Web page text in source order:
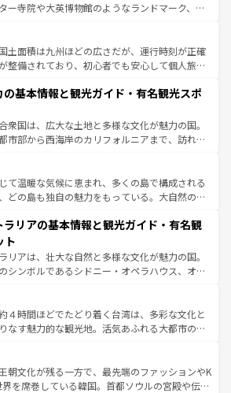
史と文化が息づいている。パリ以外の個性あふ
ほしい。
川沿いのワイン畑といった風景は必見。ビール
な人にはぜひ体験してほしい。 なお、新着の
はコンテンツ一覧を参照してほしい。
ー寺院や大英博物館のようなランドマーク、歴
異なる魅力がある。また、優雅なアフタヌーン
ール好きにはたまらない英国パブ、サッカー観
場だからこそできる体験も豊富。イギリスを旅
参照してほしい。
土面積は九州ほどの広さだが、運行時刻が正確
整備されており、初心者でも安心して個人旅行
のまま残る町や、スイスならではのユニークな
り、アルプス観光だけでなく町歩きも満喫する
る。国民の所得が高いため物価も高いが、旅行
通パス提供のサービスもあり、うまく活用すれ
情報は
の基本情報と観光ガイド・有名観光スポ
衆国は、広大な土地と多様な文化が魅力の国。
市部から西海岸のカリフォルニアまで、訪れる
大都市は、観光、ショッピング、エンターテイ
詰まった刺激的なスポットだ。一方、アメリカ
自然が広がり、グランドキャニオンやイエロー
オーリンズでは、音楽と美食が融合した独特の
。旅行者はアメリカの各地域で異なる魅力を楽
、その多様性と豊かな歴史を感じることができ
車でのロードトリップや列車の旅も、アメリカ
て温暖な気候に恵まれ、多くの島で構成される
どの島も独自の魅力をもっている。大自然の神
逃せない。また、定番の観光地といえばオアフ
かな自然を求めるならマウイ島やカウアイ島が
エメラルドグリーンに輝く海をはじめ、豊かな
が息づいている。「アロハスピリット」と呼ば
しいローカルフードやハワイアンミュージッ
なフラダンスなど、すべてがハワイの魅力を彩
訪れるたびに新しい発見と感動が待っているハ
ツ一覧
ラリアの基本情報と観光ガイド・有名観
ト
リアは、壮大な自然と多様な文化が魅力の国。
シンボルであるシドニー・オペラハウス、オー
や大陸中央部にそびえるウルル（エアーズロッ
マニアの美しい原生林やケアンズの熱帯雨林な
ろがたくさん。また、カフェやワイン、オージ
ティビティも充実しており、サーフィンやダイ
イキングなど、アウトドア好きにはたまらな
トラリアの多彩な魅力を存分に味わいつくそ
４時間ほどでたどり着く台湾は、多彩な文化と
なす魅力的な観光地。活気あふれる大都市の台
つな山岳地帯である台湾東部など、都市の喧騒
けさが共存しており、訪れる人に新しい発見と
らしてくれる。また、奥深い台湾の食文化も魅
朝文化が残る一方で、最先端のファッションやK
を席巻している韓国。首都ソウルの宮殿や伝統